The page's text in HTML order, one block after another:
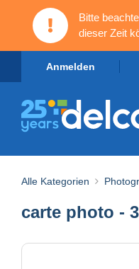
Bitte
dieser Zeit
Anmelden
Alle Kategorien
carte photo -